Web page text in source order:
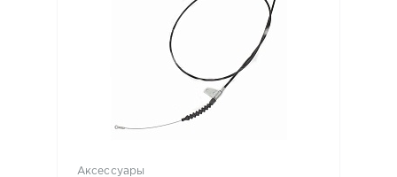
Аксессуары